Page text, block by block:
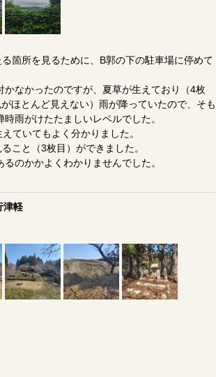
箇所を見るために、B郭の下の駐車場に停めて
なかったのですが、夏草が生えており（4枚
ほとんど見えない）雨が降っていたので、そも
雨がけたたましいレベルでした。
ていてもよく分かりました。
こと（3枚目）ができました。
のかかよくわかりませんでした。
津軽